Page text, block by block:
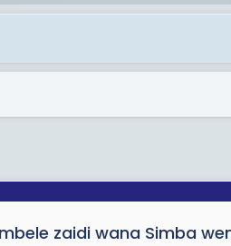
zaidi wana Simba